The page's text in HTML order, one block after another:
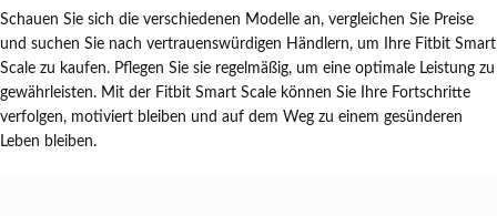
Schauen Sie sich die verschiedenen Modelle an, vergleichen Sie Preise
und suchen Sie nach vertrauenswürdigen Händlern, um Ihre Fitbit Smart
Scale zu kaufen. Pflegen Sie sie regelmäßig, um eine optimale Leistung zu
gewährleisten. Mit der Fitbit Smart Scale können Sie Ihre Fortschritte
verfolgen, motiviert bleiben und auf dem Weg zu einem gesünderen
Leben bleiben.